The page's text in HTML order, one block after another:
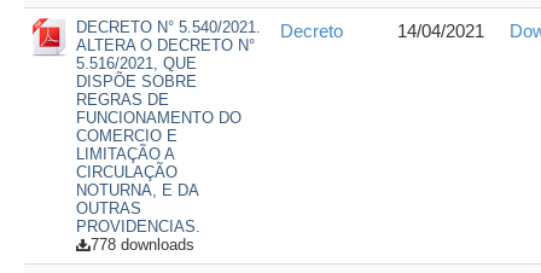
DECRETO N° 5.540/2021.
ALTERA O DECRETO N°
5.516/2021, QUE
DISPÕE SOBRE
REGRAS DE
FUNCIONAMENTO DO
COMERCIO E
LIMITAÇÃO A
CIRCULAÇÃO
NOTURNA, E DA
OUTRAS
PROVIDENCIAS.
778 downloads
Decreto 14/04/2021